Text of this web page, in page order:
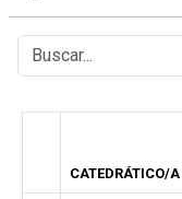
CATEDRÁTICO/A